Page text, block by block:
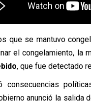
que se mantuvo
el congelamiento, la
, que fue detectado
consecuencias
anunció la salida